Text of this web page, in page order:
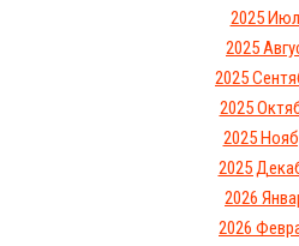
2025
2025
2025
2025
2025
2025
2026
2026